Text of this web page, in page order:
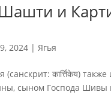
и
2024 |Ягья
(санскрит: कार्त्तिकेय)
сыном Господа